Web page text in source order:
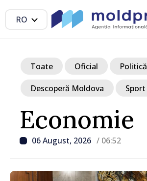
RO
Economie
06 August, 2026 / 06:52
Toate Oficial Politică
Descoperă Moldova Sport